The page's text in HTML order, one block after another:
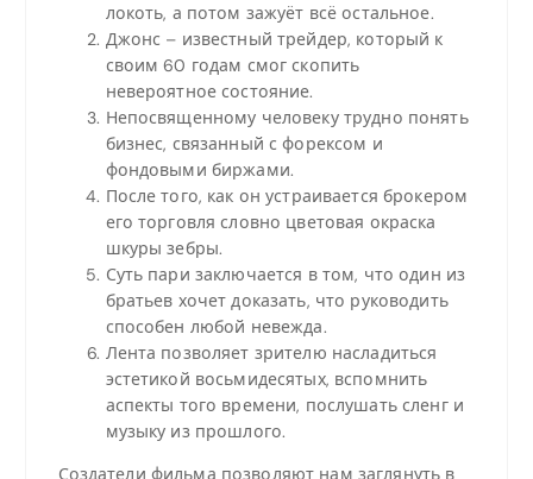
локоть, а потом зажуёт всё остальное.
Джонс – известный трейдер, который к
своим 60 годам смог скопить
невероятное состояние.
Непосвященному человеку трудно понять
бизнес, связанный с форексом и
фондовыми биржами.
После того, как он устраивается брокером
его торговля словно цветовая окраска
шкуры зебры.
Суть пари заключается в том, что один из
братьев хочет доказать, что руководить
способен любой невежда.
Лента позволяет зрителю насладиться
эстетикой восьмидесятых, вспомнить
аспекты того времени, послушать сленг и
музыку из прошлого.
Создатели фильма позволяют нам заглянуть в